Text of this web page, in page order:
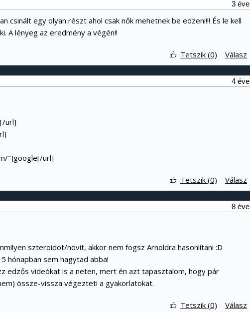
3 éve
csinált egy olyan részt ahol csak nők mehetnek be edzeni!!! És le kell
A lényeg az eredmény a végén!!
Válasz
Tetszik (0)
4 éve
url]
"]google[/url]
Válasz
Tetszik (0)
8 éve
szteroidot/növit, akkor nem fogsz Arnoldra hasonlítani :D
hónapban sem hagytad abba!
edzős videókat is a neten, mert én azt tapasztalom, hogy pár
össze-vissza végezteti a gyakorlatokat.
Válasz
Tetszik (0)